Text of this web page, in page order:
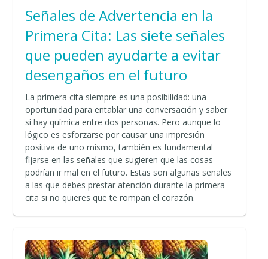
Señales de Advertencia en la
Primera Cita: Las siete señales
que pueden ayudarte a evitar
desengaños en el futuro
La primera cita siempre es una posibilidad: una
oportunidad para entablar una conversación y saber
si hay química entre dos personas. Pero aunque lo
lógico es esforzarse por causar una impresión
positiva de uno mismo, también es fundamental
fijarse en las señales que sugieren que las cosas
podrían ir mal en el futuro. Estas son algunas señales
a las que debes prestar atención durante la primera
cita si no quieres que te rompan el corazón.